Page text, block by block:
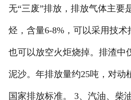
无“三废”排放，排放气体主要
烃，含量6-8%，可以采用技术
也可以放空火炬烧掉。排渣中
泥沙。年排放量约25吨，对动
国家排放标准。 3、汽油、柴